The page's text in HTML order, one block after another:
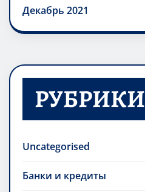
Декабрь 2021
РУБРИКИ
Uncategorised
Банки и кредиты